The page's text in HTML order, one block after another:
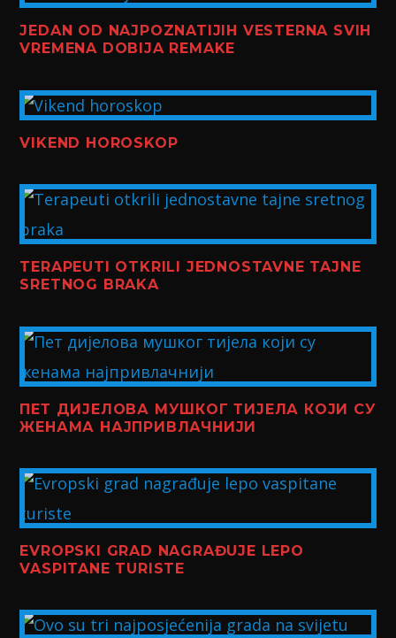
JEDAN OD NAJPOZNATIJIH VESTERNA SVIH
VREMENA DOBIJA REMAKE
VIKEND HOROSKOP
TERAPEUTI OTKRILI JEDNOSTAVNE TAJNE
SRETNOG BRAKA
ПЕТ ДИЈЕЛОВА МУШКОГ ТИЈЕЛА КОЈИ СУ
ЖЕНАМА НАЈПРИВЛАЧНИЈИ
EVROPSKI GRAD NAGRAĐUJE LEPO
VASPITANE TURISTE